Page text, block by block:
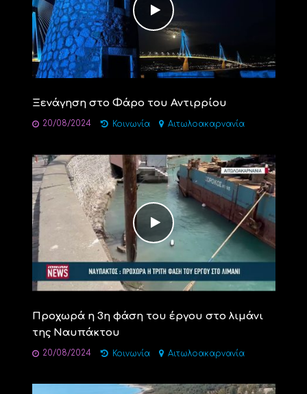
Ξενάγηση στο Φάρο του Αντιρρίου
20/08/2024 Κοινωνία Αιτωλοακαρνανία
Προχωρά η 3η φάση του έργου στο λιμάνι
της Ναυπάκτου
20/08/2024 Κοινωνία Αιτωλοακαρνανία